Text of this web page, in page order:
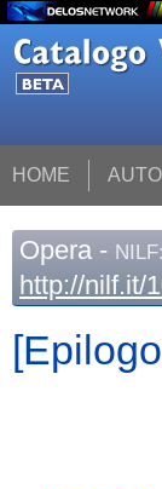
HOME
Opera - NILF:
http://nilf.it/